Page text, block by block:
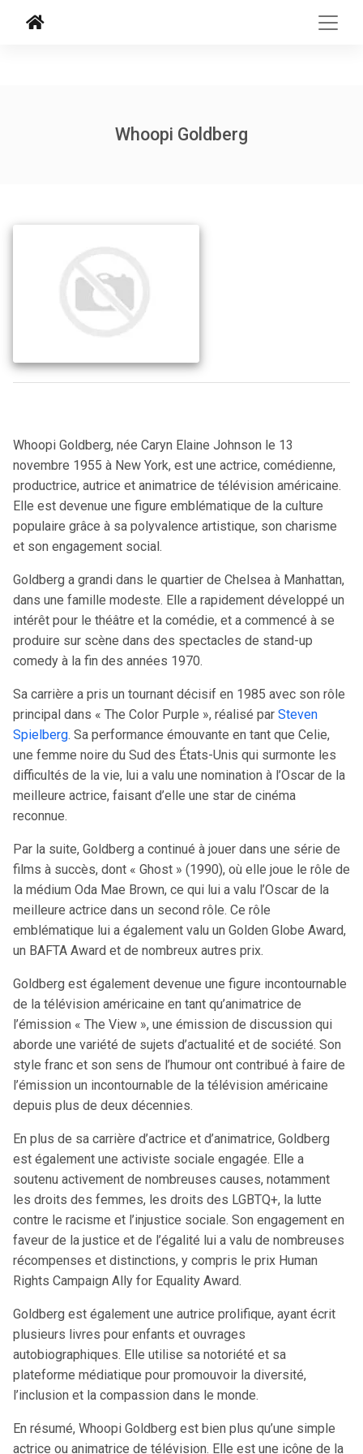
Whoopi Goldberg
Whoopi Goldberg, née Caryn Elaine Johnson le 13
novembre 1955 à New York, est une actrice, comédienne,
productrice, autrice et animatrice de télévision américaine.
Elle est devenue une figure emblématique de la culture
populaire grâce à sa polyvalence artistique, son charisme
et son engagement social.
Goldberg a grandi dans le quartier de Chelsea à Manhattan,
dans une famille modeste. Elle a rapidement développé un
intérêt pour le théâtre et la comédie, et a commencé à se
produire sur scène dans des spectacles de stand-up
comedy à la fin des années 1970.
Sa carrière a pris un tournant décisif en 1985 avec son rôle
principal dans « The Color Purple », réalisé par Steven
Spielberg. Sa performance émouvante en tant que Celie,
une femme noire du Sud des États-Unis qui surmonte les
difficultés de la vie, lui a valu une nomination à l’Oscar de la
meilleure actrice, faisant d’elle une star de cinéma
reconnue.
Par la suite, Goldberg a continué à jouer dans une série de
films à succès, dont « Ghost » (1990), où elle joue le rôle de
la médium Oda Mae Brown, ce qui lui a valu l’Oscar de la
meilleure actrice dans un second rôle. Ce rôle
emblématique lui a également valu un Golden Globe Award,
un BAFTA Award et de nombreux autres prix.
Goldberg est également devenue une figure incontournable
de la télévision américaine en tant qu’animatrice de
l’émission « The View », une émission de discussion qui
aborde une variété de sujets d’actualité et de société. Son
style franc et son sens de l’humour ont contribué à faire de
l’émission un incontournable de la télévision américaine
depuis plus de deux décennies.
En plus de sa carrière d’actrice et d’animatrice, Goldberg
est également une activiste sociale engagée. Elle a
soutenu activement de nombreuses causes, notamment
les droits des femmes, les droits des LGBTQ+, la lutte
contre le racisme et l’injustice sociale. Son engagement en
faveur de la justice et de l’égalité lui a valu de nombreuses
récompenses et distinctions, y compris le prix Human
Rights Campaign Ally for Equality Award.
Goldberg est également une autrice prolifique, ayant écrit
plusieurs livres pour enfants et ouvrages
autobiographiques. Elle utilise sa notoriété et sa
plateforme médiatique pour promouvoir la diversité,
l’inclusion et la compassion dans le monde.
En résumé, Whoopi Goldberg est bien plus qu’une simple
actrice ou animatrice de télévision. Elle est une icône de la